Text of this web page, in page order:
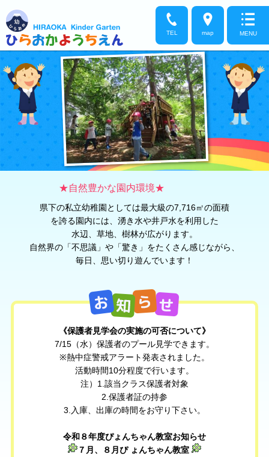
TEL map MENU
★自然豊かな園内環境★
県下の私立幼稚園としては最大級の7,716㎡の面積
を誇る園内には、 湧き水や井戸水を利用した
水辺、草地、樹林が広がります。
自然界の 「不思議」や「驚き」をたくさん感じながら、
毎日、思い切り遊んでいます！
《保護者見学会の実施の可否について》
7/15（水）保護者のプール見学できます。
※熱中症警戒アラート発表されました。
活動時間10分程度で行います。
注）1.該当クラス保護者対象
2.保護者証の持参
3.入庫、出庫の時間をお守り下さい。
令和８年度ぴょんちゃん教室お知らせ
７月、８月ぴ ょんちゃん教室